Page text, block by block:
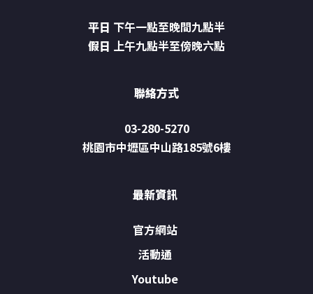
平日 下午一點至晚間九點半
假日 上午九點半至傍晚六點
聯絡方式
03-280-5270
桃園市中壢區中山路185號6樓
最新資訊
官方網站
活動通
Youtube